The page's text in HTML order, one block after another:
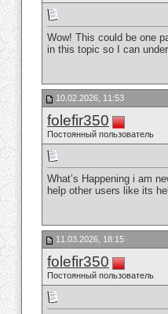
Wow! This could be one
in this topic so I can
10.02.2026, 11:53
folefir350
Постоянный пользователь
What’s Happening i am
help other users like its
11.03.2026, 18:15
folefir350
Постоянный пользователь